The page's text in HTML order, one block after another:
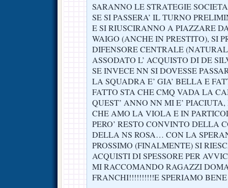
SARANNO LE STRATEGIE
SE SI PASSERA’ IL TURNO
E SI RIUSCIRANNO A PIAZZARE
WAIGO (ANCHE IN PRESTITO), SI
DIFENSORE CENTRALE
ASSODATO L’ ACQUISTO DI DE
SE INVECE NN SI DOVESSE
LA SQUADRA E’ GIA’ BELLA E
FATTO STA CHE CMQ VADA LA
QUEST’ ANNO NN MI E’
CHE AMO LA VIOLA E IN
PERO’ RESTO CONVINTO DELLA
DELLA NS ROSA… CON LA
PROSSIMO (FINALMENTE) SI
ACQUISTI DI SPESSORE PER
MI RACCOMANDO RAGAZZI
FRANCHI!!!!!!!!!!E SPERIAMO BENE